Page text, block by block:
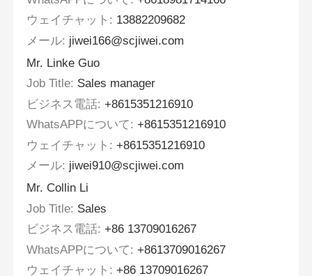
ウェイチャット: 13882209682
メール: jiwei166@scjiwei.com
Mr. Linke Guo
Job Title: Sales manager
ビジネス電話: +8615351216910
WhatsAPPについて: +8615351216910
ウェイチャット: +8615351216910
メール: jiwei910@scjiwei.com
Mr. Collin Li
Job Title: Sales
ビジネス電話: +86 13709016267
WhatsAPPについて: +8613709016267
ウェイチャット: +86 13709016267